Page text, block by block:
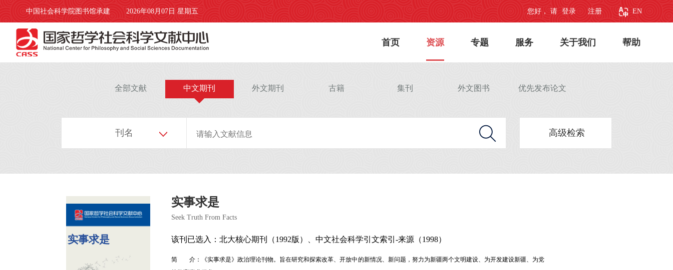
您好， 请 登录 注册 EN
2026年08月07日 星期五
中国社会科学院图书馆承建
首页 资源 专题 服务 关于我们 帮助
全部文献 中文期刊 外文期刊 古籍 集刊 外文图书 优先发布论文
刊名 高级检索
实事求是
实事求是
Seek Truth From Facts
该刊已选入：北大核心期刊（1992版）、中文社会科学引文索引-来源（1998）
简 介：《实事求是》政治理论刊物。旨在研究和探索改革、开放中的新情况、新问题，努力为新疆两个文明建设、为开发建设新疆、为党